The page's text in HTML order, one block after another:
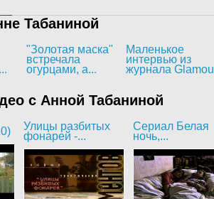
Табаниной
"Золотая маска"
встречала
огурцами, а...
Маленькое
интервью из
журнала
с Анной Табаниной
Улицы разбитых
фонарей -...
Сериал Белая
ночь,...